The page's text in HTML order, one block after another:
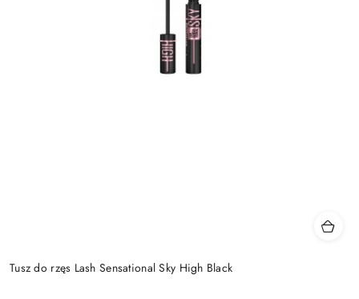
Tusz do rzęs Lash Sensational Sky High Black